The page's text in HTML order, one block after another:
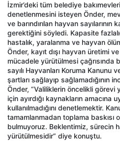
İzmir’deki tüm belediye
denetlenmesini isteyen Önder,
ve barındırılan hayvan sayılarının
gerektiğini söyledi. Kapasite
hastalık, yaralanma ve hayvan
Önder, kayıt dışı hayvan üretimi
mücadele yürütülmesi çağrısında
sayılı Hayvanları Koruma Kanunu
şartları sağlayıp sağlamadığının
Önder, “Valiliklerin öncelikli görevi
için ayırdığı kaynakların amacına
kullanılmadığını denetlemektir.
tamamlanmadan toplama baskısı
bulmuyoruz. Beklentimiz, sürecin
yürütülmesidir” diye konuştu.